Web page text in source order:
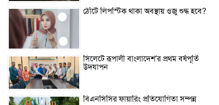
ঠোঁটে লিপস্টিক থাকা অবস্থায় ওজু শুদ্ধ হবে?
সিলেটে রূপালী বাংলাদেশ’র প্রথম বর্ষপূর্তি
উদযাপন
বিএনসিসির ফায়ারিং প্রতিযোগিতা সম্পন্ন